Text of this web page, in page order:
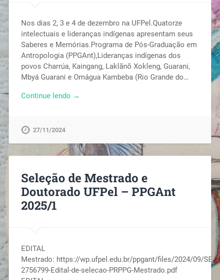
Nos dias 2, 3 e 4 de dezembro na UFPel.Quatorze
intelectuais e lideranças indígenas apresentam seus
Saberes e Memórias.Programa de Pós-Graduação em
Antropologia (PPGAnt),Lideranças indígenas dos
povos Charrúa, Kaingang, Laklãnõ Xokleng, Guarani,
Mbyá Guarani e Omágua Kambeba (Rio Grande do…
Continue lendo →
27/11/2024
Seleção de Mestrado e
Doutorado UFPel – PPGAnt
2025/1
EDITAL
Mestrado: https://wp.ufpel.edu.br/ppgant/files/2024/09/
2756799-Edital-de-selecao-PRPPG-Mestrado.pdf